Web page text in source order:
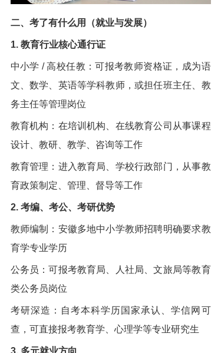
二、考了有什么用（就业与发展）
1. 教育行业核心通行证
中小学 / 高校任教：可报考教师资格证，成为语
文、数学、英语等学科教师，或担任班主任、教
务主任等管理岗位
教育机构：在培训机构、在线教育公司从事课程
设计、教研、教学、咨询等工作
教育管理：进入教育局、学校行政部门，从事教
育政策制定、管理、督导等工作
2. 考编、考公、考研优势
教师编制：安徽多地中小学教师招聘明确要求教
育学专业学历
公务员：可报考教育局、人社局、文旅局等教育
类公务员岗位
考研深造：自考本科学历国家承认、学信网可
查，可直接报考教育学、心理学等专业研究生
3. 多元就业方向